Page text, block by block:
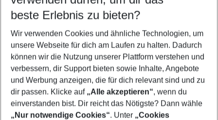
5-8 Nächte
2 Erwachsene Keine Kinder
Mehr Filter anzeigen
beste Erlebnis zu bieten?
Wir verwenden Cookies und ähnliche Technologien, um
unsere Webseite für dich am Laufen zu halten. Dadurch
können wir die Nutzung unserer Plattform verstehen und
verbessern, dir Support bieten sowie Inhalte, Angebote
und Werbung anzeigen, die für dich relevant sind und zu
dir passen. Klicke auf „Alle akzeptieren“, wenn du
einverstanden bist. Dir reicht das Nötigste? Dann wähle
„Nur notwendige Cookies“. Unter „Cookies